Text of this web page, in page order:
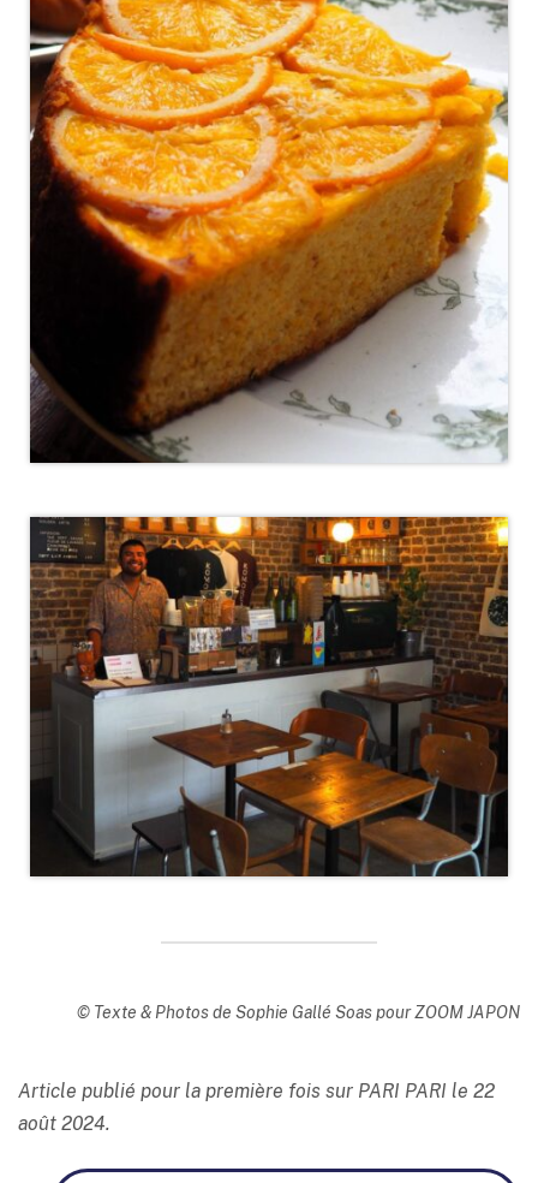
© Texte & Photos de Sophie Gallé Soas pour ZOOM JAPON
Article publié pour la première fois sur PARI PARI le 22
août 2024.